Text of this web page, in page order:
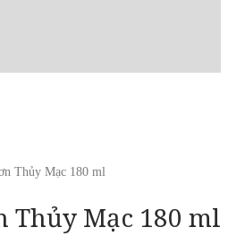
Thủy Mạc 180 ml
Thủy Mạc 180 ml